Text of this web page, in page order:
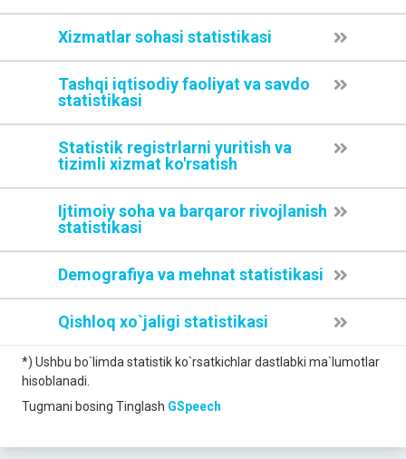
Xizmatlar sohasi statistikasi
Tashqi iqtisodiy faoliyat va savdo
statistikasi
Statistik registrlarni yuritish va
tizimli xizmat ko'rsatish
Ijtimoiy soha va barqaror rivojlanish
statistikasi
Demografiya va mehnat statistikasi
Qishloq xo`jaligi statistikasi
*) Ushbu bo`limda statistik ko`rsatkichlar dastlabki ma`lumotlar
hisoblanadi.
Tugmani bosing Tinglash GSpeech